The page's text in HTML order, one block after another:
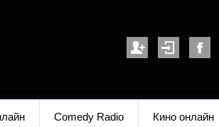
Comedy Radio Кино онлайн